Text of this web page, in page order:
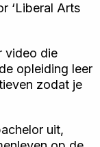
‘Liberal Arts
video die
opleiding leer
zodat je
uit,